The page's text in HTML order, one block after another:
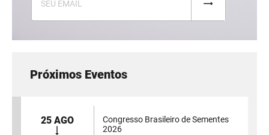
Próximos Eventos
25 AGO
Congresso Brasileiro de Sementes
2026